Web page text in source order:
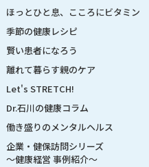
ほっとひと息、こころにビタミン
季節の健康レシピ
賢い患者になろう
離れて暮らす親のケア
Let's STRETCH!
Dr.石川の健康コラム
働き盛りのメンタルヘルス
企業・健保訪問シリーズ
～健康経営 事例紹介～